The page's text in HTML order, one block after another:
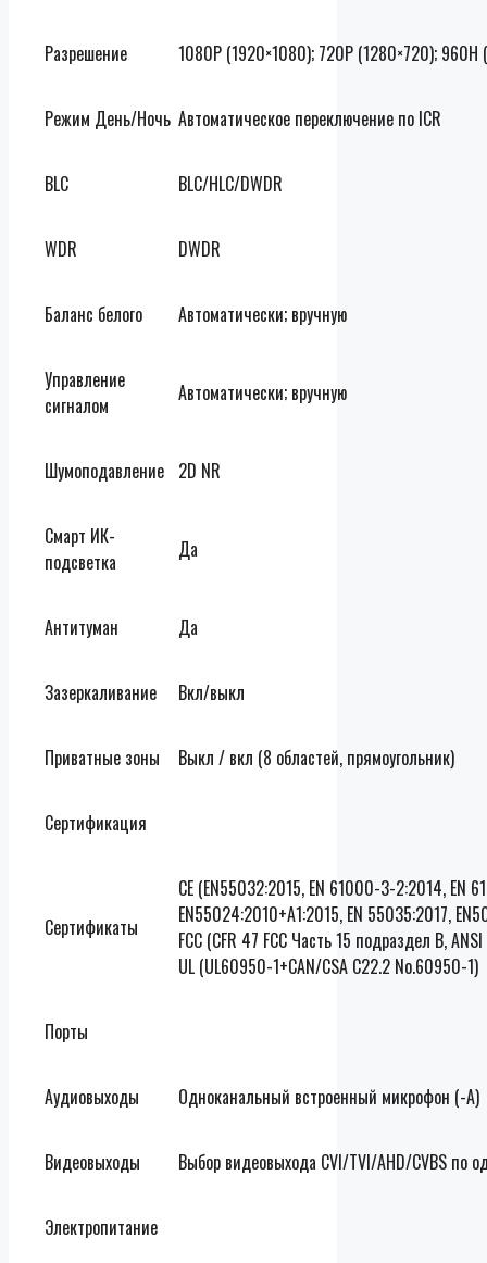
Разрешение 1080P (1920×1080); 720P (1280×720);
Режим День/Ночь Автоматическое переключение по ICR
BLC BLC/HLC/DWDR
WDR DWDR
Баланс белого Автоматически; вручную
Управление
сигналом
Автоматически; вручную
Шумоподавление 2D NR
Смарт ИК-
подсветка
Да
Антитуман Да
Зазеркаливание Вкл/выкл
Приватные зоны Выкл / вкл (8 областей, прямоугольник)
Сертификация
Сертификаты
CE (EN55032:2015, EN 61000-3-2:2014, EN
EN55024:2010+A1:2015, EN 55035:2017,
FCC (CFR 47 FCC Часть 15 подраздел В,
UL (UL60950-1+CAN/CSA C22.2 No.60950-1)
Порты
Аудиовыходы Одноканальный встроенный микрофон (-A)
Видеовыходы Выбор видеовыхода CVI/TVI/AHD/CVBS по
Электропитание